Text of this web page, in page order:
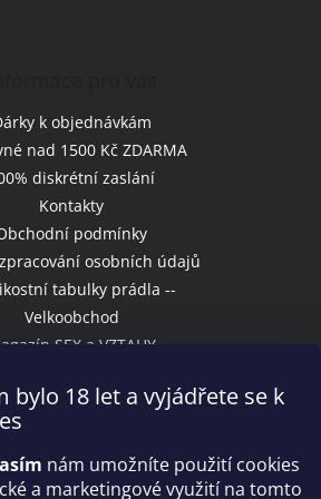
bylo 18 let a vyjádřete se k
nám umožníte použití cookies
a marketingové využití na tomto
k objednávkám
nad 1500 Kč ZDARMA
diskrétní zaslání
Kontakty
podmínky
osobních údajů
tabulky prádla --
Velkoobchod
SEX a VZTAHY
online platby